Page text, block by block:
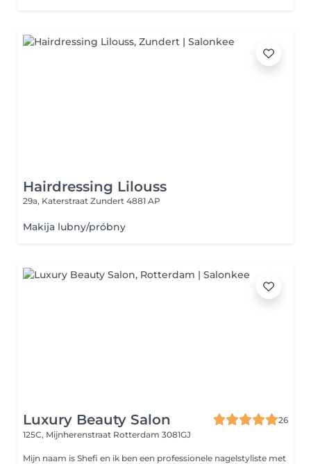
Hairdressing Lilouss
29a, Katerstraat Zundert 4881 AP
Makija lubny/próbny
Luxury Beauty Salon
26
125C, Mijnherenstraat Rotterdam 3081GJ
Mijn naam is Shefi en ik ben een professionele nagelstyliste met